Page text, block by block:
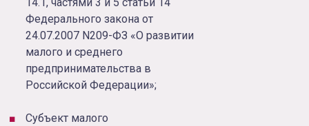
14.1, частями 3 и 5 статьи 14
Федерального закона от
24.07.2007 N209-ФЗ «О развитии
малого и среднего
предпринимательства в
Российской Федерации»;
Cубъект малого